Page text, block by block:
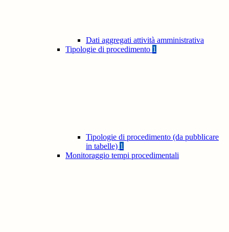
Dati aggregati attività amministrativa
Tipologie di procedimento 1
Tipologie di procedimento (da pubblicare
in tabelle) 1
Monitoraggio tempi procedimentali